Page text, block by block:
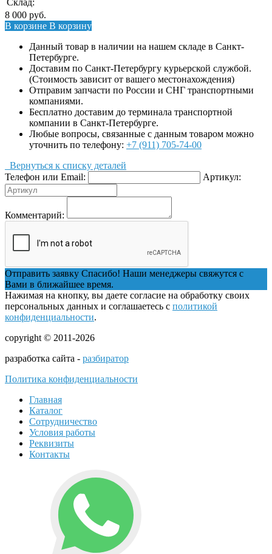
8 000 руб.
В корзине В корзину
Данный товар в наличии на нашем складе в Санкт-
Петербурге.
Доставим по Санкт-Петербургу курьерской службой.
(Стоимость зависит от вашего местонахождения)
Отправим запчасти по России и СНГ транспортными
компаниями.
Бесплатно доставим до терминала транспортной
компании в Санкт-Петербурге.
Любые вопросы, связанные с данным товаром можно
уточнить по телефону: +7 (911) 705-74-00
Вернуться к списку деталей
Телефон или Email:
Артикул:
Комментарий:
Отправить заявку Спасибо! Наши менеджеры свяжутся с
Вами в ближайшее время.
Нажимая на кнопку, вы даете согласие на обработку своих
персональных данных и соглашаетесь с политикой
конфиденциальности.
copyright © 2011-2026
разработка сайта - разбиратор
Политика конфиденциальности
Главная
Каталог
Сотрудничество
Условия работы
Реквизиты
Контакты